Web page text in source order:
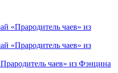
чаев» из Фэнцина